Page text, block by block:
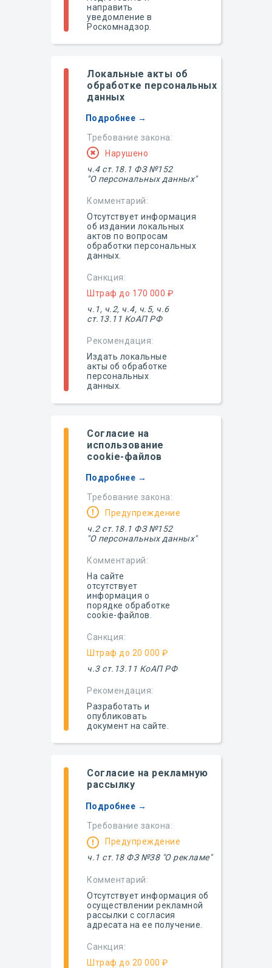
направить
уведомление в
Роскомнадзор.
Локальные акты об
обработке персональных
данных
Требование закона:
Комментарий:
Санкция:
Нарушено
ч.4 ст.18.1 ФЗ №152
"О персональных данных"
ч.1, ч.2, ч.4, ч.5, ч.6
ст.13.11 КоАП РФ
Рекомендация:
Издать локальные
акты об обработке
персональных
данных.
Штраф до 170 000 ₽
Подробнее →
Отсутствует информация
об издании локальных
актов по вопросам
обработки персональных
данных.
Согласие на
использование
cookie-файлов
Требование закона:
Комментарий:
Санкция:
Предупреждение
ч.2 ст.18.1 ФЗ №152
"О персональных данных"
ч.3 ст.13.11 КоАП РФ
Рекомендация:
Разработать и
опубликовать
документ на сайте.
Штраф до 20 000 ₽
Подробнее →
На сайте
отсутствует
информация о
порядке обработке
cookie-файлов.
Согласие на рекламную
рассылку
Требование закона:
Комментарий:
Санкция:
Предупреждение
Отсутствует информация об
осуществлении рекламной
рассылки с согласия
адресата на ее получение.
ч.1 ст.18 ФЗ №38 "О рекламе"
Штраф до 20 000 ₽
Подробнее →